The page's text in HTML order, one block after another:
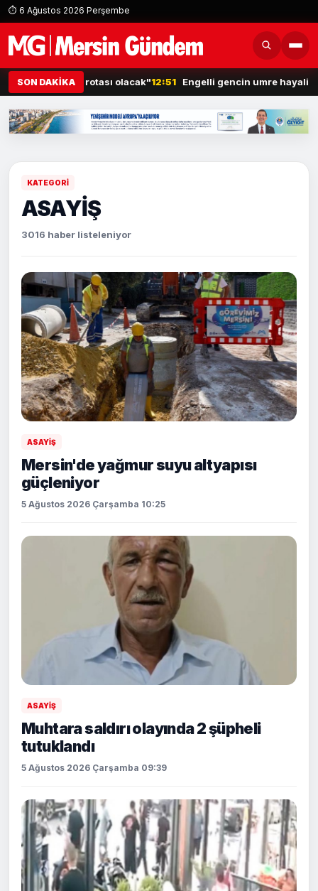
⏱ 6 Ağustos 2026 Perşembe
SON DAKİKA
olacak"12:51 Engelli gencin umre hayali gerçek oluyor
KATEGORİ
ASAYİŞ
3016 haber listeleniyor
ASAYİŞ
Mersin'de yağmur suyu altyapısı
güçleniyor
5 Ağustos 2026 Çarşamba 10:25
ASAYİŞ
Muhtara saldırı olayında 2 şüpheli
tutuklandı
5 Ağustos 2026 Çarşamba 09:39